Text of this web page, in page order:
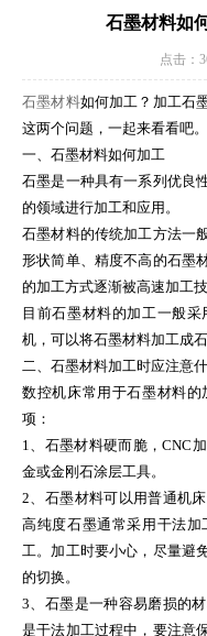
石墨材料如
点击：
石墨材料如何加工？加工石
这两个问题，一起来看看吧。
一、石墨材料如何加工
石墨是一种具有一系列优良
的领域进行加工和应用。
石墨材料的传统加工方法一
形状简单、精度不高的石墨
的加工方式逐渐被高速加工技
目前石墨材料的加工一般
机，可以将石墨材料加工成
二、石墨材料加工时应注意
数控机床常用于石墨材料
项：
1、石墨材料硬而脆，CNC
金或金刚石涂层工具。
2、石墨材料可以用普通机
高纯度石墨通常采用干法
工。加工时要小心，尽量避
的切换。
3、石墨是一种容易磨损的
是干法加工过程中，要注意